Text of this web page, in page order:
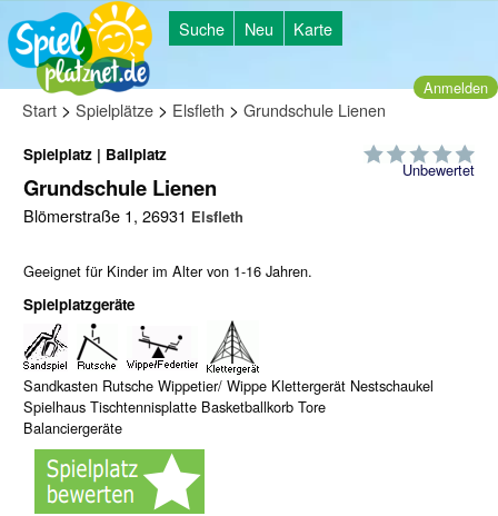
Suche Neu Karte
Anmelden
Start > Spielplätze > Elsfleth > Grundschule Lienen
Unbewertet
Spielplatz | Ballplatz
Grundschule Lienen
Blömerstraße 1, 26931 Elsfleth
Geeignet für Kinder im Alter von 1-16 Jahren.
Spielplatzgeräte
Sandkasten Rutsche Wippetier/ Wippe Klettergerät Nestschaukel
Spielhaus Tischtennisplatte Basketballkorb Tore
Balanciergeräte